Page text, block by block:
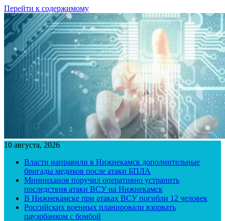
Перейти к содержимому
10 августа, 2026
Власти направили в Нижнекамск дополнительные
бригады медиков после атаки БПЛА
Минниханов поручил оперативно устранить
последствия атаки ВСУ на Нижнекамск
В Нижнекамске при атаках ВСУ погибли 12 человек
Российских военных планировали взорвать
пауэрбанком с бомбой